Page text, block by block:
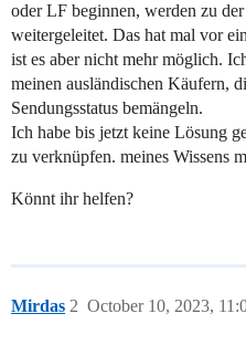
oder LF beginnen, werden zu
weitergeleitet. Das hat mal vor
ist es aber nicht mehr möglich.
meinen ausländischen Käufern,
Sendungsstatus bemängeln.
Ich habe bis jetzt keine Lösung
zu verknüpfen. meines Wissens
Könnt ihr helfen?
Mirdas October 10, 2023,
2